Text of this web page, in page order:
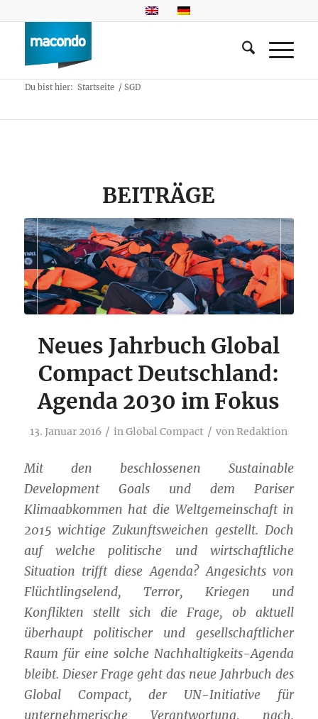
Du bist hier: Startseite / SGD
BEITRÄGE
Neues Jahrbuch Global
Compact Deutschland:
Agenda 2030 im Fokus
13. Januar 2016 / inGlobal Compact / vonRedaktion
Mit den beschlossenen Sustainable
Development Goals und dem Pariser
Klimaabkommen hat die Weltgemeinschaft in
2015 wichtige Zukunftsweichen gestellt. Doch
auf welche politische und wirtschaftliche
Situation trifft diese Agenda? Angesichts von
Flüchtlingselend, Terror, Kriegen und
Konflikten stellt sich die Frage, ob aktuell
überhaupt politischer und gesellschaftlicher
Raum für eine solche Nachhaltigkeits-Agenda
bleibt. Dieser Frage geht das neue Jahrbuch des
Global Compact, der UN-Initiative für
unternehmerische Verantwortung, nach.